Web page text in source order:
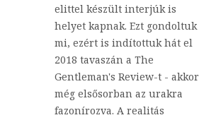
elittel készült interjúk is
helyet kapnak. Ezt gondoltuk
mi, ezért is indítottuk hát el
2018 tavaszán a The
Gentleman's Review-t - akkor
még elsősorban az urakra
fazonírozva. A realitás